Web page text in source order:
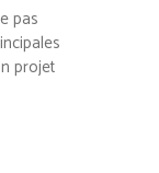
pas
projet